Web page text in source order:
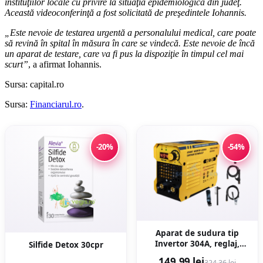
Această videoconferinţă a fost solicitată de preşedintele Iohannis.
„Este nevoie de testarea urgentă a personalului medical, care poate
să revină în spital în măsura în care se vindecă. Este nevoie de încă
un aparat de testare, care va fi pus la dispoziţie în timpul cel mai
scurt”, a afirmat Iohannis.
Sursa: capital.ro
Sursa: Financiarul.ro.
-20%
Silfide Detox 30cpr
-54%
Aparat de sudura tip
Invertor 304A, reglaj,